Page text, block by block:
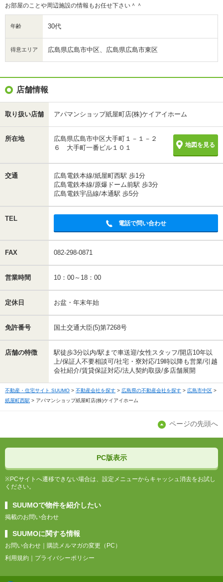
お部屋のことや周辺施設の情報もお任せ下さい＾＾
年齢 30代
得意エリア 広島県広島市中区、広島県広島市東区
店舗情報
取り扱い店舗 アパマンショップ紙屋町店(株)ケイアイホーム
所在地
広島県広島市中区大手町１－１－２
６ 大手町一番ビル１０１
地図を見る
交通
広島電鉄本線/紙屋町西駅 歩1分
広島電鉄本線/原爆ドーム前駅 歩3分
広島電鉄宇品線/本通駅 歩5分
TEL
電話で問い合わせ
FAX 082-298-0871
営業時間 10：00～18：00
定休日 お盆・年末年始
免許番号 国土交通大臣(5)第7268号
店舗の特徴
駅徒歩3分以内/駅まで車送迎/女性スタッフ/開店10年以
上/保証人不要相談可/社宅・寮対応/19時以降も営業/引越
会社紹介/賃貸保証対応/法人契約取扱/多店舗展開
不動産・住宅サイト SUUMO 不動産会社を探す 広島県の不動産会社を探す
広島市中区
紙屋町西駅
アパマンショップ紙屋町店(株)ケイアイホーム
ページの先頭へ
PC版表示
※PCサイトへ遷移できない場合は、設定メニューからキャッシュ消去をお試し
ください。
SUUMOで物件を紹介したい
掲載のお問い合わせ
SUUMOに関する情報
お問い合わせ
購読メルマガの変更（PC）
利用規約
プライバシーポリシー